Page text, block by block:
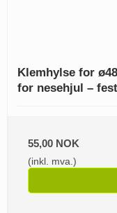
Klemhylse for
for nesehjul –
55,00 NOK
(inkl. mva.)